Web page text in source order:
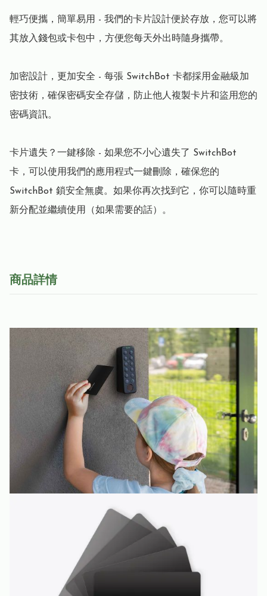
輕巧便攜，簡單易用 - 我們的卡片設計便於存放，您可以將
其放入錢包或卡包中，方便您每天外出時隨身攜帶。
加密設計，更加安全 - 每張 SwitchBot 卡都採用金融級加
密技術，確保密碼安全存儲，防止他人複製卡片和盜用您的
密碼資訊。
卡片遺失？一鍵移除 - 如果您不小心遺失了 SwitchBot
卡，可以使用我們的應用程式一鍵刪除，確保您的
SwitchBot 鎖安全無虞。如果你再次找到它，你可以隨時重
新分配並繼續使用（如果需要的話）。
商品詳情